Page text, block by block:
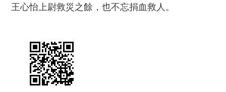
王心怡上尉救災之餘，也不忘捐血救人。